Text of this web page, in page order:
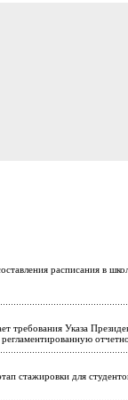
расписания в
требования Указа
стажировки для